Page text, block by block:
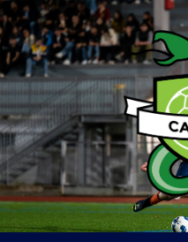
Skip
to
content